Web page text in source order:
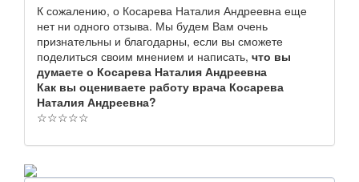
К сожалению, о Косарева Наталия Андреевна еще
нет ни одного отзыва. Мы будем Вам очень
признательны и благодарны, если вы сможете
поделиться своим мнением и написать, что вы
думаете о Косарева Наталия Андреевна
Как вы оцениваете работу врача Косарева
Наталия Андреевна?
☆☆☆☆☆